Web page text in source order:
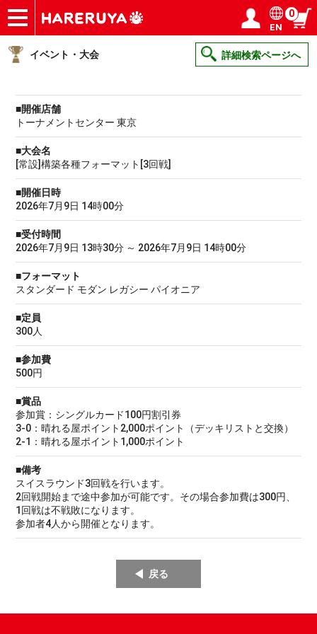
ショップ
買取
記事
デッキ検索
デッキ構築
選手一覧
店舗一覧
イベント
ヘルプ
お問い合わせ ログイン／会員登録
EN
0
イベント・大会 詳細検索ページへ
■開催店舗
トーナメントセンター 東京
■大会名
[常設]構築各種フォーマット[3回戦]
■開催日時
2026年7月9日 14時00分
■受付時間
2026年7月9日 13時30分 ～ 2026年7月9日 14時00分
■フォーマット
スタンダード モダン レガシー パイオニア
■定員
300人
■参加費
500円
■賞品
参加賞：シングルカード100円割引券
3-0：晴れる屋ポイント2,000ポイント（デッキリストと交換）
2-1：晴れる屋ポイント1,000ポイント
■備考
スイスラウンド3回戦を行います。
2回戦開始まで途中参加が可能です。その場合参加費は300円、
1回戦は不戦敗になります。
参加者4人から開催となります。
戻る